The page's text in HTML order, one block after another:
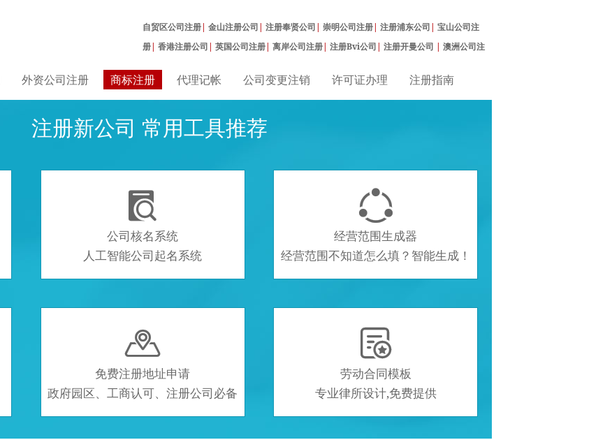
自贸区公司注册| 金山注册公司 | 注册奉贤公司 | 崇明公司注册| 注册浦东公司 | 宝山公司注
册| 香港注册公司 | 英国公司注册| 离岸公司注册| 注册Bvi公司 | 注册开曼公司 | 澳洲公司注
外资公司注册 商标注册 代理记帐 公司变更注销 许可证办理 注册指南
注册新公司 常用工具推荐

公司核名系统
人工智能公司起名系统

经营范围生成器
经营范围不知道怎么填？智能生成！

免费注册地址申请
政府园区、工商认可、注册公司必备

劳动合同模板
专业律所设计,免费提供